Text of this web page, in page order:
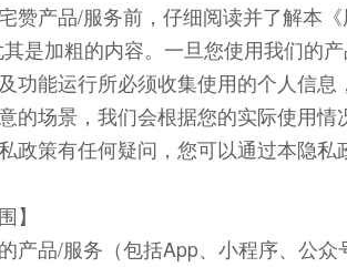
赞产品/服务前，仔细阅读并了解本
其是加粗的内容。一旦您使用我们的
功能运行所必须收集使用的个人信
的场景，我们会根据您的实际使用
政策有任何疑问，您可以通过本隐
】
产品/服务（包括App、小程序、公